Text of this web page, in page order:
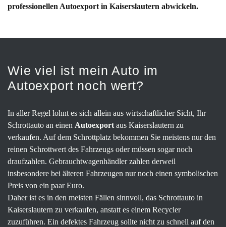
professionellen Autoexport in Kaiserslautern abwickeln.
Wie viel ist mein Auto im
Autoexport noch wert?
In aller Regel lohnt es sich allein aus wirtschaftlicher Sicht, Ihr
Schrottauto an einen Autoexport aus Kaiserslautern zu
verkaufen. Auf dem Schrottplatz bekommen Sie meistens nur den
reinen Schrottwert des Fahrzeugs oder müssen sogar noch
draufzahlen. Gebrauchtwagenhändler zahlen derweil
insbesondere bei älteren Fahrzeugen nur noch einen symbolischen
Preis von ein paar Euro.
Daher ist es in den meisten Fällen sinnvoll, das Schrottauto in
Kaiserslautern zu verkaufen, anstatt es einem Recycler
zuzuführen. Ein defektes Fahrzeug sollte nicht zu schnell auf den